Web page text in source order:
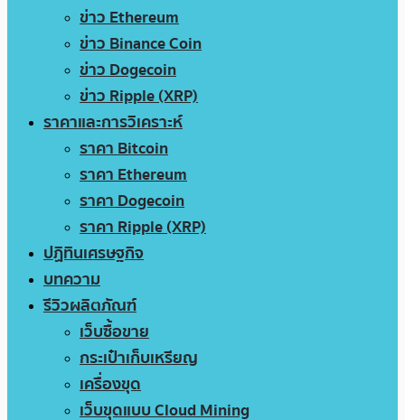
ข่าว Ethereum
ข่าว Binance Coin
ข่าว Dogecoin
ข่าว Ripple (XRP)
ราคาและการวิเคราะห์
ราคา Bitcoin
ราคา Ethereum
ราคา Dogecoin
ราคา Ripple (XRP)
ปฏิทินเศรษฐกิจ
บทความ
รีวิวผลิตภัณฑ์
เว็บซื้อขาย
กระเป๋าเก็บเหรียญ
เครื่องขุด
เว็บขุดแบบ Cloud Mining